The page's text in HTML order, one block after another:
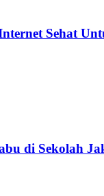
Sehat
di Sekolah